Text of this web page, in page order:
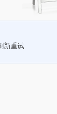
新重试